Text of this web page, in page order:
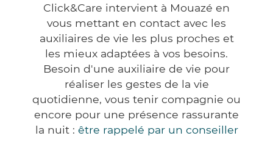
Click&Care intervient à Mouazé en
vous mettant en contact avec les
auxiliaires de vie les plus proches et
les mieux adaptées à vos besoins.
Besoin d'une auxiliaire de vie pour
réaliser les gestes de la vie
quotidienne, vous tenir compagnie ou
encore pour une présence rassurante
la nuit : être rappelé par un conseiller